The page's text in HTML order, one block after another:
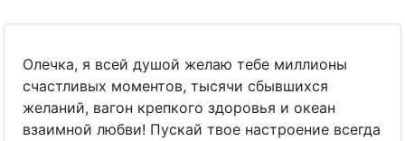
Олечка, я всей душой желаю тебе миллионы
счастливых моментов, тысячи сбывшихся
желаний, вагон крепкого здоровья и океан
взаимной любви! Пускай твое настроение всегда